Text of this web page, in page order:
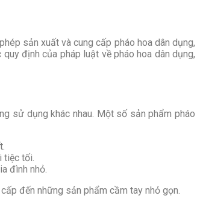
sản xuất và cung cấp pháo hoa dân dụng,
định của pháp luật về pháo hoa dân dụng,
sử dụng khác nhau. Một số sản phẩm pháo
tiệc tối.
đình nhỏ.
đến những sản phẩm cầm tay nhỏ gọn.